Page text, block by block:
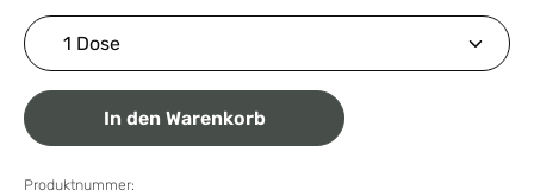
Produkt Anzahl: Gib den gewünschten Wert ein
In den Warenkorb
Produktnummer: